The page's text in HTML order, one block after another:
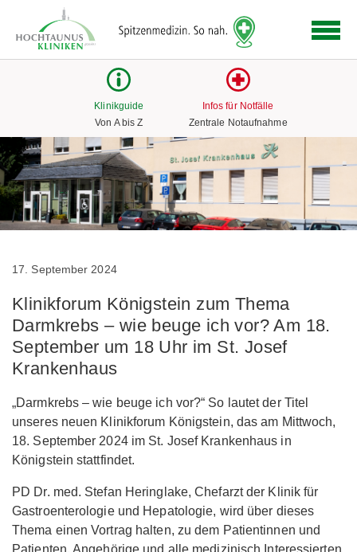
Link
zur
Startseite
Klinikguide
Von A bis Z
Infos für Notfälle
Zentrale Notaufnahme
17. September 2024
Klinikforum Königstein zum Thema
Darmkrebs – wie beuge ich vor? Am 18.
September um 18 Uhr im St. Josef
Krankenhaus
„Darmkrebs – wie beuge ich vor?“ So lautet der Titel
unseres neuen Klinikforum Königstein, das am Mittwoch,
18. September 2024 im St. Josef Krankenhaus in
Königstein stattfindet.
PD Dr. med. Stefan Heringlake, Chefarzt der Klinik für
Gastroenterologie und Hepatologie, wird über dieses
Thema einen Vortrag halten, zu dem Patientinnen und